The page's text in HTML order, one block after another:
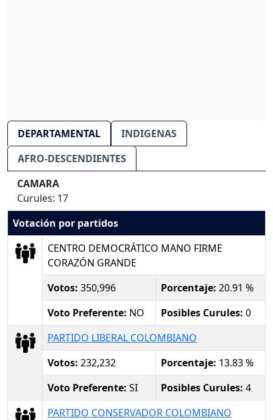
DEPARTAMENTAL
INDIGENAS
AFRO-DESCENDIENTES
CAMARA
Curules: 17
Votación por partidos
CENTRO DEMOCRÁTICO MANO FIRME
CORAZÓN GRANDE
Votos: 350,996 Porcentaje: 20.91 %
Voto Preferente: NO Posibles Curules: 0
PARTIDO LIBERAL COLOMBIANO
Votos: 232,232 Porcentaje: 13.83 %
Voto Preferente: SI Posibles Curules: 4
PARTIDO CONSERVADOR COLOMBIANO